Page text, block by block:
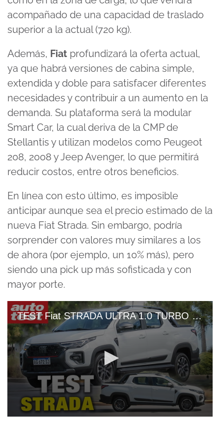
acompañado de una capacidad de traslado
superior a la actual (720 kg).
Además, Fiat profundizará la oferta actual,
ya que habrá versiones de cabina simple,
extendida y doble para satisfacer diferentes
necesidades y contribuir a un aumento en la
demanda. Su plataforma será la modular
Smart Car, la cual deriva de la CMP de
Stellantis y utilizan modelos como Peugeot
208, 2008 y Jeep Avenger, lo que permitirá
reducir costos, entre otros beneficios.
En línea con esto último, es imposible
anticipar aunque sea el precio estimado de la
nueva Fiat Strada. Sin embargo, podría
sorprender con valores muy similares a los
de ahora (por ejemplo, un 10% más), pero
siendo una pick up más sofisticada y con
mayor porte.
TEST Fiat STRADA ULTRA 1.0 TURBO CVT, Muy Equipada Pero CONSUME MUCHO